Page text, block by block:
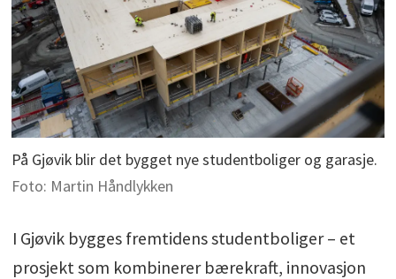
På Gjøvik blir det bygget nye studentboliger og garasje.
Foto: Martin Håndlykken
I Gjøvik bygges fremtidens studentboliger – et
prosjekt som kombinerer bærekraft, innovasjon